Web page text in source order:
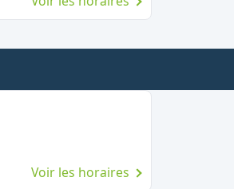
Voir les horaires